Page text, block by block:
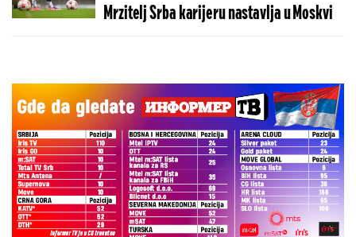
Mrzitelj Srba karijeru nastavlja u Moskvi